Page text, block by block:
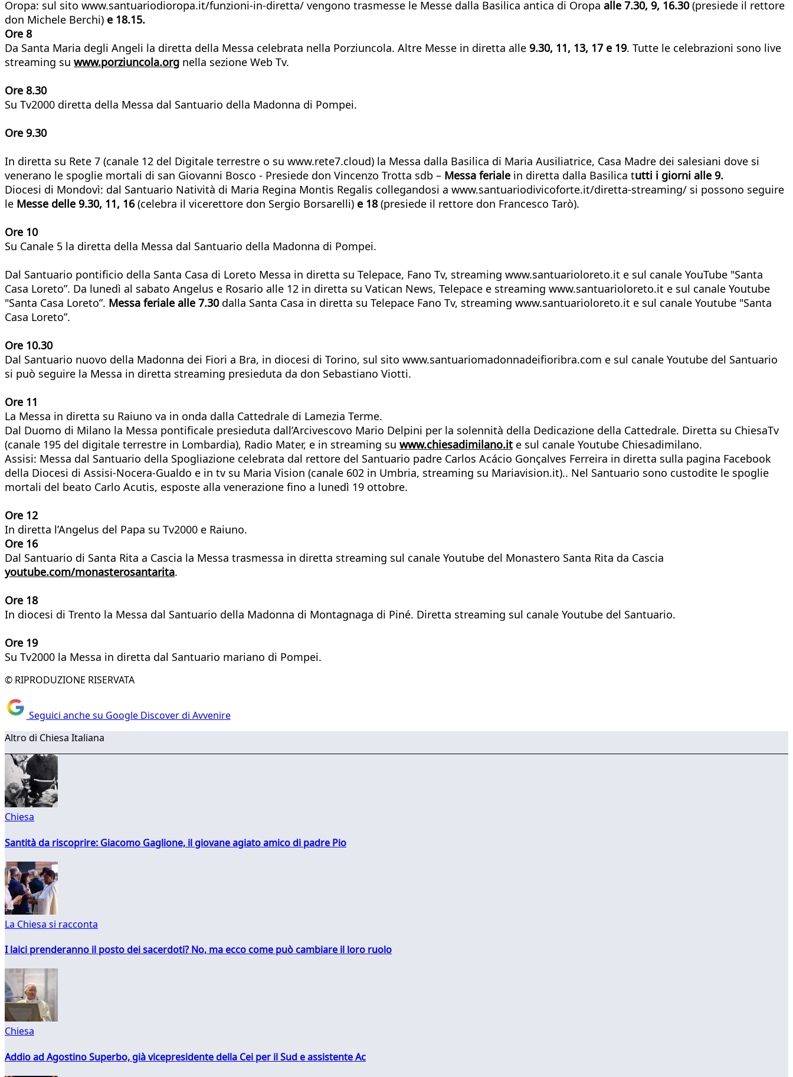
Oropa: sul sito www.santuariodioropa.it/funzioni-in-diretta/ vengono trasmesse le Messe dalla Basilica antica di Oropa alle 7.30, 9, 16.30(presiede il rettore
don Michele Berchi) e 18.15.
Ore 8
Da Santa Maria degli Angeli la diretta della Messa celebrata nella Porziuncola. Altre Messe in diretta alle 9.30, 11, 13, 17 e 19. Tutte le celebrazioni sono live
streaming su www.porziuncola.org nella sezione Web Tv.
Ore 8.30
Su Tv2000 diretta della Messa dal Santuario della Madonna di Pompei.
Ore 9.30
In diretta su Rete 7 (canale 12 del Digitale terrestre o su www.rete7.cloud) la Messa dalla Basilica di Maria Ausiliatrice, Casa Madre dei salesiani dove si
venerano le spoglie mortali di san Giovanni Bosco - Presiede don Vincenzo Trotta sdb – Messa feriale in diretta dalla Basilica tutti i giorni alle 9.
Diocesi di Mondovì: dal Santuario Natività di Maria Regina Montis Regalis collegandosi a www.santuariodivicoforte.it/diretta-streaming/ si possono seguire
le Messe delle 9.30, 11, 16(celebra il vicerettore don Sergio Borsarelli) e 18(presiede il rettore don Francesco Tarò).
Ore 10
Su Canale 5 la diretta della Messa dal Santuario della Madonna di Pompei.
Dal Santuario pontificio della Santa Casa di Loreto Messa in diretta su Telepace, Fano Tv, streaming www.santuarioloreto.it e sul canale YouTube "Santa
Casa Loreto”. Da lunedì al sabato Angelus e Rosario alle 12 in diretta su Vatican News, Telepace e streaming www.santuarioloreto.it e sul canale Youtube
"Santa Casa Loreto”. Messa feriale alle 7.30dalla Santa Casa in diretta su Telepace Fano Tv, streaming www.santuarioloreto.it e sul canale Youtube "Santa
Casa Loreto”.
Ore 10.30
Dal Santuario nuovo della Madonna dei Fiori a Bra, in diocesi di Torino, sul sito www.santuariomadonnadeifioribra.com e sul canale Youtube del Santuario
si può seguire la Messa in diretta streaming presieduta da don Sebastiano Viotti.
Ore 11
La Messa in diretta su Raiuno va in onda dalla Cattedrale di Lamezia Terme.
Dal Duomo di Milano la Messa pontificale presieduta dall’Arcivescovo Mario Delpini per la solennità della Dedicazione della Cattedrale. Diretta su ChiesaTv
(canale 195 del digitale terrestre in Lombardia), Radio Mater, e in streaming su www.chiesadimilano.it e sul canale Youtube Chiesadimilano.
Assisi: Messa dal Santuario della Spogliazione celebrata dal rettore del Santuario padre Carlos Acácio Gonçalves Ferreira in diretta sulla pagina Facebook
della Diocesi di Assisi-Nocera-Gualdo e in tv su Maria Vision (canale 602 in Umbria, streaming su Mariavision.it).. Nel Santuario sono custodite le spoglie
mortali del beato Carlo Acutis, esposte alla venerazione fino a lunedì 19 ottobre.
Ore 12
In diretta l’Angelus del Papa su Tv2000 e Raiuno.
Ore 16
Dal Santuario di Santa Rita a Cascia la Messa trasmessa in diretta streaming sul canale Youtube del Monastero Santa Rita da Cascia
youtube.com/monasterosantarita.
Ore 18
In diocesi di Trento la Messa dal Santuario della Madonna di Montagnaga di Piné. Diretta streaming sul canale Youtube del Santuario.
Ore 19
Su Tv2000 la Messa in diretta dal Santuario mariano di Pompei.
© RIPRODUZIONE RISERVATA
Seguici anche su Google Discover di Avvenire
Altro di Chiesa Italiana
Chiesa
Santità da riscoprire: Giacomo Gaglione, il giovane agiato amico di padre Pio
La Chiesa si racconta
I laici prenderanno il posto dei sacerdoti? No, ma ecco come può cambiare il loro ruolo
Chiesa
Addio ad Agostino Superbo, già vicepresidente della Cei per il Sud e assistente Ac